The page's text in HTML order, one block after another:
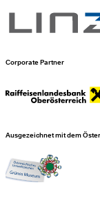
Corporate Partner
Ausgezeichnet mit dem